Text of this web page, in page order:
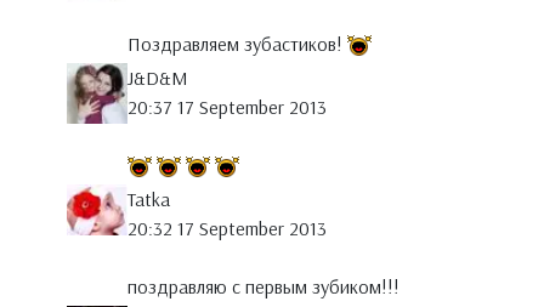
Поздравляем зубастиков!
J&D&M
20:37 17 September 2013
Tatka
20:32 17 September 2013
поздравляю с первым зубиком!!!